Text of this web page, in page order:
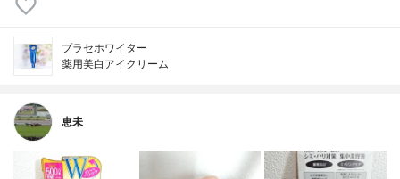
プラセホワイター
薬用美白アイクリーム
恵未